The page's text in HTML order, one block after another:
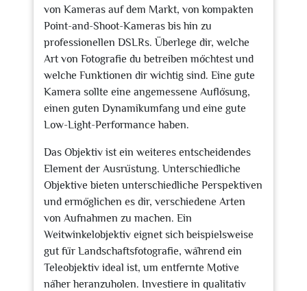
von Kameras auf dem Markt, von kompakten
Point-and-Shoot-Kameras bis hin zu
professionellen DSLRs. Überlege dir, welche
Art von Fotografie du betreiben möchtest und
welche Funktionen dir wichtig sind. Eine gute
Kamera sollte eine angemessene Auflösung,
einen guten Dynamikumfang und eine gute
Low-Light-Performance haben.
Das Objektiv ist ein weiteres entscheidendes
Element der Ausrüstung. Unterschiedliche
Objektive bieten unterschiedliche Perspektiven
und ermöglichen es dir, verschiedene Arten
von Aufnahmen zu machen. Ein
Weitwinkelobjektiv eignet sich beispielsweise
gut für Landschaftsfotografie, während ein
Teleobjektiv ideal ist, um entfernte Motive
näher heranzuholen. Investiere in qualitativ